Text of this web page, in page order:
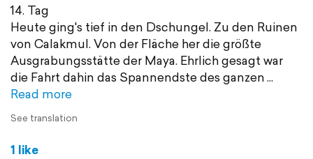
14. Tag
Heute ging's tief in den Dschungel. Zu den Ruinen
von Calakmul. Von der Fläche her die größte
Ausgrabungsstätte der Maya. Ehrlich gesagt war
die Fahrt dahin das Spannendste des ganzen
Read more
See translation
1 like